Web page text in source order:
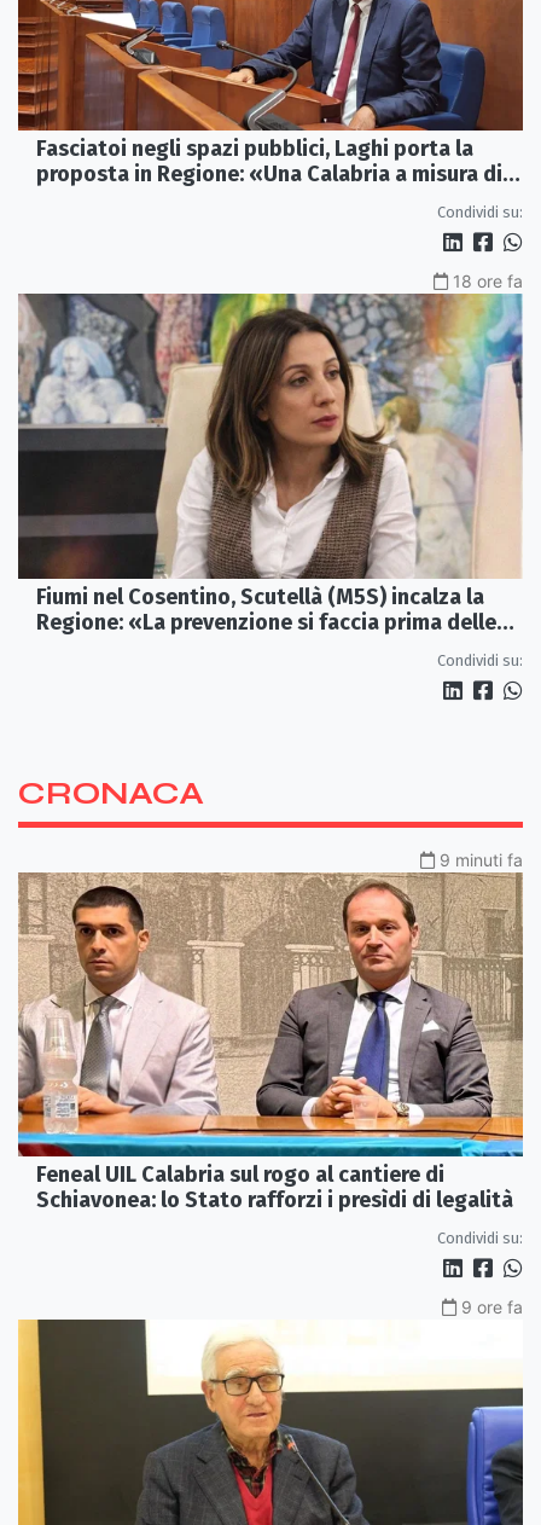
Fasciatoi negli spazi pubblici, Laghi porta la
proposta in Regione: «Una Calabria a misura di
Condividi su:
18 ore fa
Fiumi nel Cosentino, Scutellà (M5S) incalza la
Regione: «La prevenzione si faccia prima delle
Condividi su:
CRONACA
9 minuti fa
Feneal UIL Calabria sul rogo al cantiere di
Schiavonea: lo Stato rafforzi i presìdi di legalità
Condividi su:
9 ore fa